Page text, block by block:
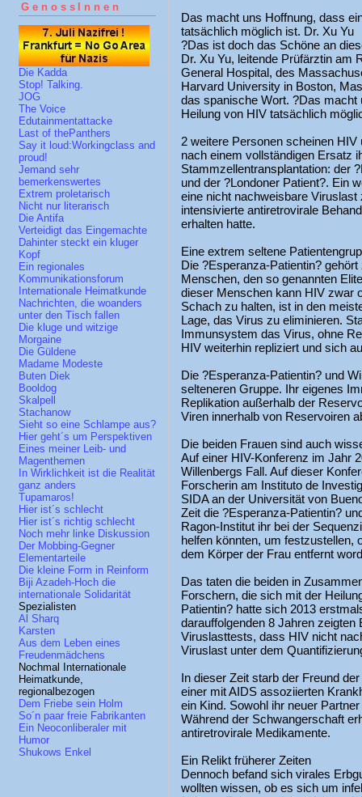
GenossInnen
Die Kadda
Stop! Talking.
JOG
The Voice
Edutainmentattacke
Last of thePanthers
Say it loud:Workingclass and
proud!
Jemand sehr
bemerkenswertes
Extrem proletarisch
Nicht nur literarisch
Die Antifa
Verteidigt das Eingemachte
Dahinter steckt ein kluger
Kopf
Ein regionales
Kommunikationsforum
Internationale Heimatkunde
Nachrichten, die woanders
unter den Tisch fallen
Die kluge und witzige
Morgaine
Die Güldene
Madame Modeste
Buten Diek
Booldog
Skalpell
Stachanow
Sieht so eine Schlampe aus?
Hier geht´s um Perspektiven
Eines meiner Leib- und
Magenthemen
In Wirklichkeit ist die Realität
ganz anders
Tupamaros!
Hier ist´s schlecht
Hier ist´s richtig schlecht
Noch mehr linke Diskussion
Der Mobbing-Gegner
Elementarteile
Die kleine Form in Reinform
Biji Azadeh-Hoch die
internationale Solidarität
Spezialisten
Al Sharq
Karsten
Aus dem Leben eines
Freudenmädchens
Nochmal Internationale
Heimatkunde,
regionalbezogen
Dem Friebe sein Holm
So´n paar freie Fabrikanten
Ein Neoconliberaler mit
Humor
Shukows Enkel
Das macht uns Hoffnung, dass
tatsächlich möglich ist. Dr. Xu Yu
?Das ist doch das Schöne an
Dr. Xu Yu, leitende Prüfärztin am
General Hospital, des
Harvard University in Boston,
das spanische Wort. ?Das macht
Heilung von HIV tatsächlich
2 weitere Personen scheinen
nach einem vollständigen Ersatz
Stammzellentransplantation: der
und der ?Londoner Patient?. Ein
eine nicht nachweisbare
intensivierte antiretrovirale
erhalten hatte.
Eine extrem seltene
Die ?Esperanza-Patientin?
Menschen, den so genannten
dieser Menschen kann HIV zwar
Schach zu halten, ist in den
Lage, das Virus zu eliminieren.
Immunsystem das Virus, ohne
HIV weiterhin repliziert und sich
Die ?Esperanza-Patientin? und
selteneren Gruppe. Ihr eigenes
Replikation außerhalb der
Viren innerhalb von Reservoiren
Die beiden Frauen sind auch
Auf einer HIV-Konferenz im Jahr
Willenbergs Fall. Auf dieser
Forscherin am Instituto de
SIDA an der Universität von
Zeit die ?Esperanza-Patientin?
Ragon-Institut ihr bei der
helfen könnten, um festzustellen,
dem Körper der Frau entfernt
Das taten die beiden in
Forschern, die sich mit der
Patientin? hatte sich 2013
darauffolgenden 8 Jahren
Viruslasttests, dass HIV nicht
Viruslast unter dem
In dieser Zeit starb der Freund
einer mit AIDS assoziierten
ein Kind. Sowohl ihr neuer
Während der Schwangerschaft
antiretrovirale Medikamente.
Ein Relikt früherer Zeiten
Dennoch befand sich virales
wollten wissen, ob es sich um